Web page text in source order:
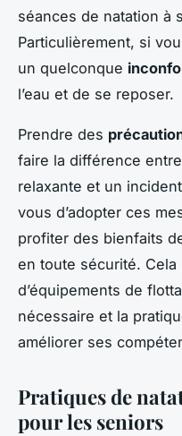
séances de natation à
Particulièrement, si
un quelconque
l’eau et de se reposer.
Prendre des
faire la différence
relaxante et un
vous d’adopter ces
profiter des bienfaits
en toute sécurité. Cela
d’équipements de
nécessaire et la
améliorer ses
Pratiques de
pour les seniors